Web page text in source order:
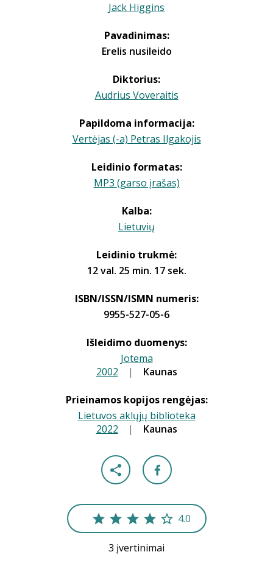
Jack Higgins
Pavadinimas:
Erelis nusileido
Diktorius:
Audrius Voveraitis
Papildoma informacija:
Vertėjas (-a) Petras Ilgakojis
Leidinio formatas:
MP3 (garso įrašas)
Kalba:
Lietuvių
Leidinio trukmė:
12 val. 25 min. 17 sek.
ISBN/ISSN/ISMN numeris:
9955-527-05-6
Išleidimo duomenys:
Jotema
2002 | Kaunas
Prieinamos kopijos rengėjas:
Lietuvos aklųjų biblioteka
2022 | Kaunas
4.0
3 įvertinimai